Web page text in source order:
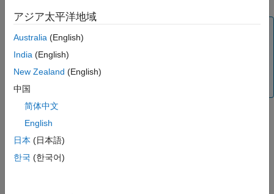
Simulink は、モデルに対して固定ステップ連続ソルバー
を指定した場合でも、状態をもたない、または離散状態の
みをもつモデルに対して固定ステップ離散ソルバーを使用
は、陽的ソルバーと陰的ソルバーがあります。
アジア太平洋地域
Australia (English)
India (English)
New Zealand (English)
中国
简体中文
English
日本 (日本語)
한국 (한국어)